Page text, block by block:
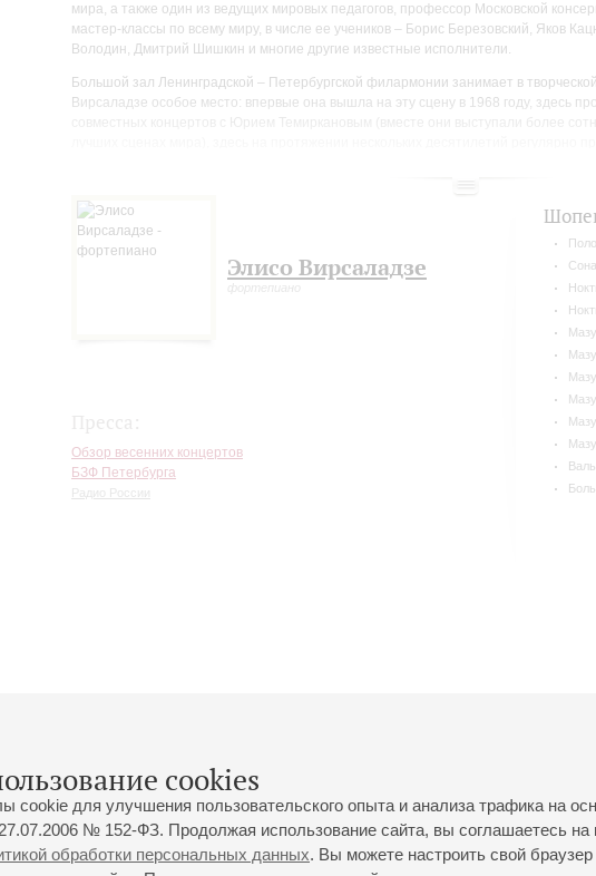
cookies
cookie для улучшения пользовательского опыта и анализа трафика на
№ 152-ФЗ. Продолжая использование сайта, вы соглашаетесь
обработки персональных данных. Вы можете настроить свой
мира, а также один из ведущих мировых педагогов, профессор Московской
мастер-классы по всему миру, в числе ее учеников – Борис Березовский, Яков
Володин, Дмитрий Шишкин и многие другие известные исполнители.
Большой зал Ленинградской – Петербургской филармонии занимает в
Вирсаладзе особое место: впервые она вышла на эту сцену в 1968 году, здесь
Элисо Вирсаладзе
фортепиано
Обзор весенних концертов
БЗФ Петербурга
Радио России